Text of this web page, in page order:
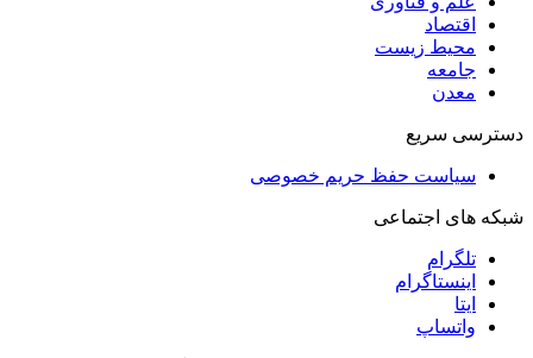
اقتصاد
محیط زیست
جامعه
معدن
دسترسی سریع
سیاست حفظ حریم خصوصی
شبکه های اجتماعی
تلگرام
اینستاگرام
ایتا
واتساپ